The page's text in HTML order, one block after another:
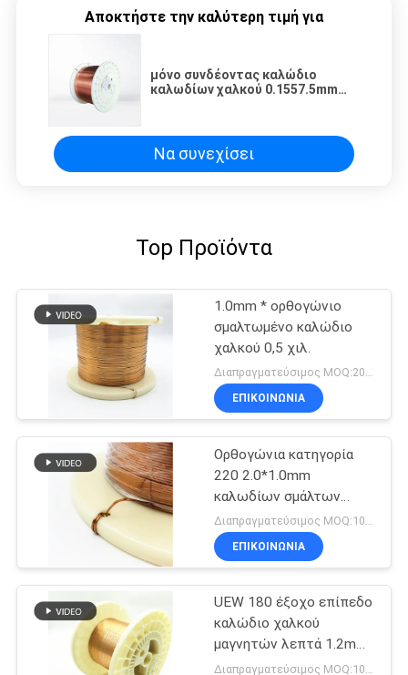
Αποκτήστε την καλύτερη τιμή για
μόνο συνδέοντας καλώδιο
καλωδίων χαλκού 0.1557.5mm
γεννήτρια
Να συνεχίσει
Top Προϊόντα
1.0mm * ορθογώνιο
σμαλτωμένο καλώδιο
χαλκού 0,5 χιλ.
Διαπραγματεύσιμος MOQ:20Kilogram/Kilograms
ΕΠΙΚΟΙΝΩΝΙΑ
Ορθογώνια κατηγορία
220 2.0*1.0mm
καλωδίων σμάλτων
χαλκού AIW
Διαπραγματεύσιμος MOQ:10 χιλιόγραμμο/χιλιόγραμμα
ΕΠΙΚΟΙΝΩΝΙΑ
UEW 180 έξοχο επίπεδο
καλώδιο χαλκού
μαγνητών λεπτά 1.2mm
για το τύλιγμα